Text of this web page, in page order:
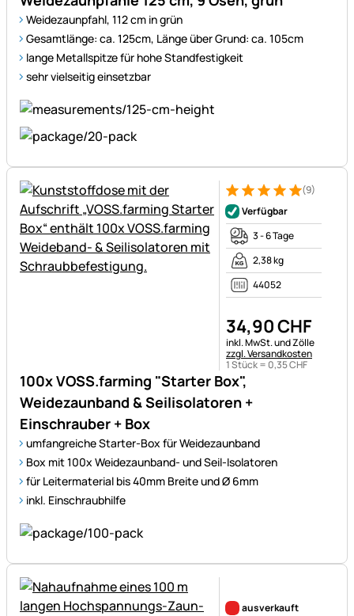
Weidezaunpfahl, 112 cm in grün
Gesamtlänge: ca. 125cm, Länge über Grund: ca. 105cm
lange Metallspitze für hohe Standfestigkeit
sehr vielseitig einsetzbar
100x VOSS.farming "Starter Box",
Weidezaunband & Seilisolatoren +
Einschrauber + Box
umfangreiche Starter-Box für Weidezaunband
Box mit 100x Weidezaunband- und Seil-Isolatoren
für Leitermaterial bis 40mm Breite und Ø 6mm
inkl. Einschraubhilfe
Bewertung: 5 von 5 (9
9 Bewertungen
(9)
Verfügbar
3 - 6 Tage
2,38 kg
44052
34,90CHF
Steuerhinweis:
inkl. MwSt. und Zölle
zzgl. Versandkosten
1 Stück = 0,35CHF
ausverkauft